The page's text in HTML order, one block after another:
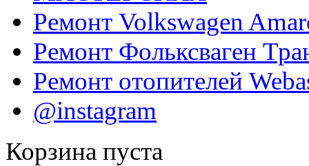
Ремонт Volkswagen
Ремонт Фольксваген
Ремонт отопителей
@instagram
Корзина пуста